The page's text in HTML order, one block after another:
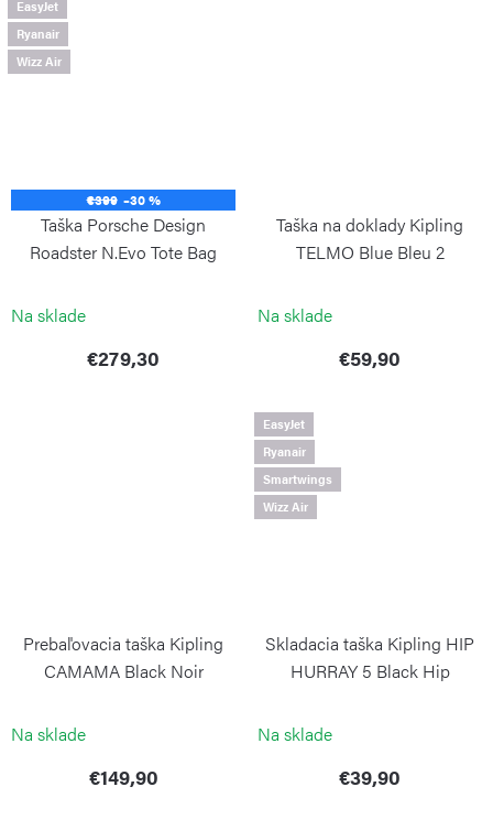
EasyJet
Ryanair
Wizz Air
€399 –30 %
Taška Porsche Design
Roadster N.Evo Tote Bag
PORSCHE DESIGN
Na sklade
€279,30
Taška na doklady Kipling
TELMO Blue Bleu 2
Na sklade
€59,90
Prebaľovacia taška Kipling
CAMAMA Black Noir
Na sklade
€149,90
EasyJet
Ryanair
Smartwings
Wizz Air
Skladacia taška Kipling HIP
HURRAY 5 Black Hip
Na sklade
€39,90